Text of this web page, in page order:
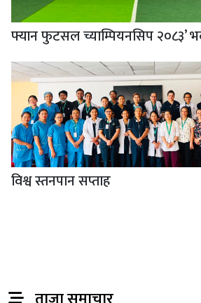
फ्यान फुटसल च्याम्पियनसिप २०८३’
विश्व स्तनपान सप्ताह